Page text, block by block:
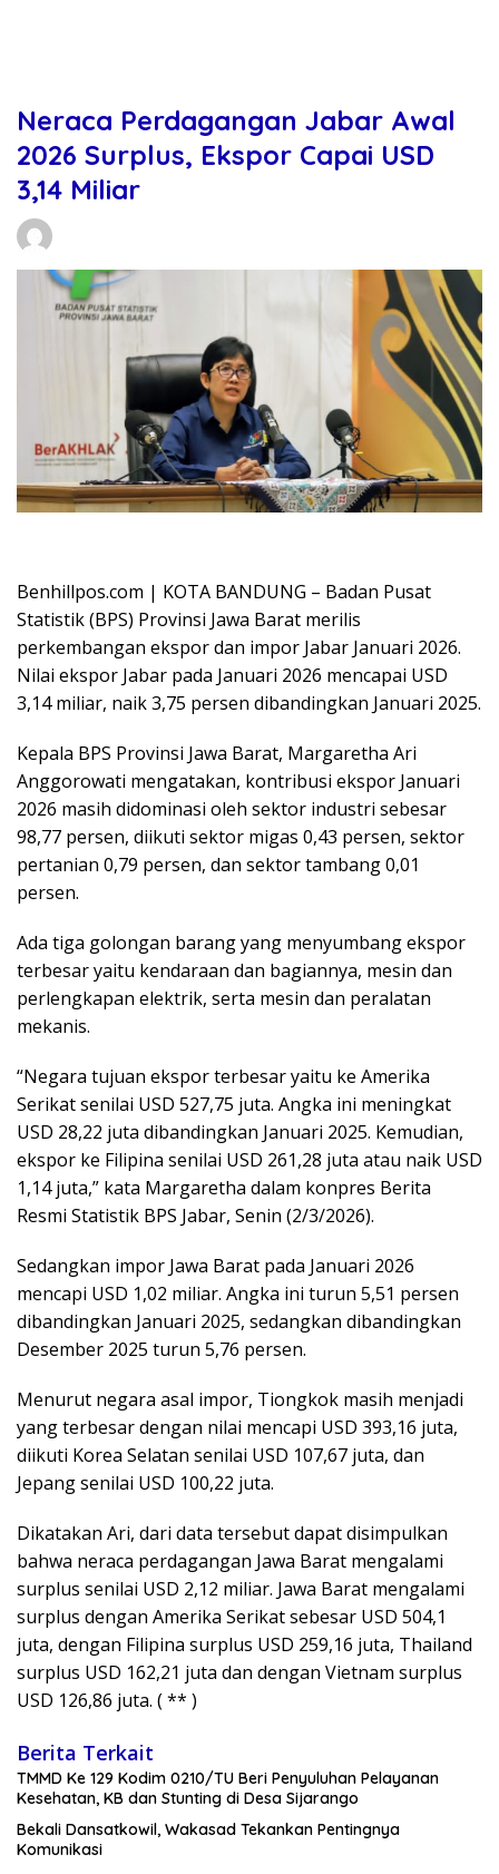
Neraca Perdagangan Jabar Awal
2026 Surplus, Ekspor Capai USD
3,14 Miliar
Benhillpos.com | KOTA BANDUNG – Badan Pusat
Statistik (BPS) Provinsi Jawa Barat merilis
perkembangan ekspor dan impor Jabar Januari 2026.
Nilai ekspor Jabar pada Januari 2026 mencapai USD
3,14 miliar, naik 3,75 persen dibandingkan Januari 2025.
Kepala BPS Provinsi Jawa Barat, Margaretha Ari
Anggorowati mengatakan, kontribusi ekspor Januari
2026 masih didominasi oleh sektor industri sebesar
98,77 persen, diikuti sektor migas 0,43 persen, sektor
pertanian 0,79 persen, dan sektor tambang 0,01
persen.
Ada tiga golongan barang yang menyumbang ekspor
terbesar yaitu kendaraan dan bagiannya, mesin dan
perlengkapan elektrik, serta mesin dan peralatan
mekanis.
“Negara tujuan ekspor terbesar yaitu ke Amerika
Serikat senilai USD 527,75 juta. Angka ini meningkat
USD 28,22 juta dibandingkan Januari 2025. Kemudian,
ekspor ke Filipina senilai USD 261,28 juta atau naik USD
1,14 juta,” kata Margaretha dalam konpres Berita
Resmi Statistik BPS Jabar, Senin (2/3/2026).
Sedangkan impor Jawa Barat pada Januari 2026
mencapi USD 1,02 miliar. Angka ini turun 5,51 persen
dibandingkan Januari 2025, sedangkan dibandingkan
Desember 2025 turun 5,76 persen.
Menurut negara asal impor, Tiongkok masih menjadi
yang terbesar dengan nilai mencapi USD 393,16 juta,
diikuti Korea Selatan senilai USD 107,67 juta, dan
Jepang senilai USD 100,22 juta.
Dikatakan Ari, dari data tersebut dapat disimpulkan
bahwa neraca perdagangan Jawa Barat mengalami
surplus senilai USD 2,12 miliar. Jawa Barat mengalami
surplus dengan Amerika Serikat sebesar USD 504,1
juta, dengan Filipina surplus USD 259,16 juta, Thailand
surplus USD 162,21 juta dan dengan Vietnam surplus
USD 126,86 juta. ( ** )
Berita Terkait
TMMD Ke 129 Kodim 0210/TU Beri Penyuluhan Pelayanan
Kesehatan, KB dan Stunting di Desa Sijarango
Bekali Dansatkowil, Wakasad Tekankan Pentingnya
Komunikasi